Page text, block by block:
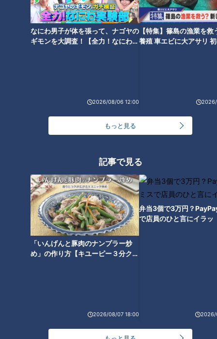
なにわ男子が体を張って、ナゴヤの
ギモンを大調査！【全力！なにわ実
2026/08/06 12:00
【特集】篠島の漁業を救
養殖 車エビに大アサリ
もっと見る
記事で見る
「いんげんと豚肉のナンプラー炒
め」の作り方【キユーピー３分クッ
2026/08/07 18:00
弁当3個で3万円？
で店員のひと言にイラッ
2026/
必要です。
北村「生ではなく、塩漬けにしたり砂糖漬けにするといいです
ね。梅干しや梅ジャム、梅ジュースなどの材料として使われる
タントに取るのが良いそうです。
また、梅干しや梅ジュースを作る時のワンポイントアドバイス
も教えてくれました。
北村「梅ジュースを作った後の梅に、もみ塩と梅酢を追加して
いただくと梅干しができますよ」
北村「それから梅干しを作る時に、一緒にブルーベリーを入れ